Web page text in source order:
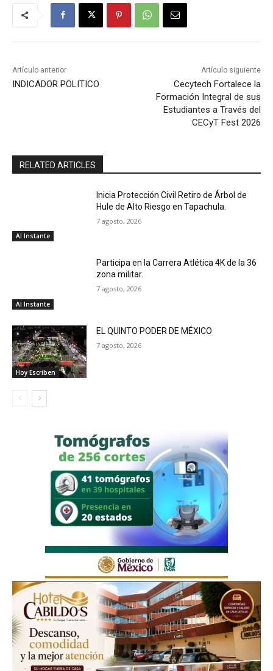
Artículo anterior
INDICADOR POLITICO
Artículo siguiente
Cecytech Fortalece la
Formación Integral de sus
Estudiantes a Través del
CECyT Fest 2026
RELATED ARTICLES
Al Instante
Inicia Protección Civil Retiro de Árbol de
Hule de Alto Riesgo en Tapachula.
7 agosto, 2026
Al Instante
Participa en la Carrera Atlética 4K de la 36
zona militar.
7 agosto, 2026
Hoy Escriben
EL QUINTO PODER DE MÉXICO
7 agosto, 2026